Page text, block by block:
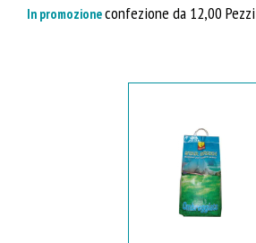
In promozioneconfezione da 12,00 Pezzi